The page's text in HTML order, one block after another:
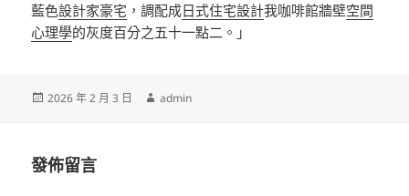
藍色設計家豪宅 ，調配成日式住宅設計我咖啡館牆壁空間
心理學的灰度百分之五十一點二。」
發
2026 年 2 月 3 日
作
admin
發佈留言